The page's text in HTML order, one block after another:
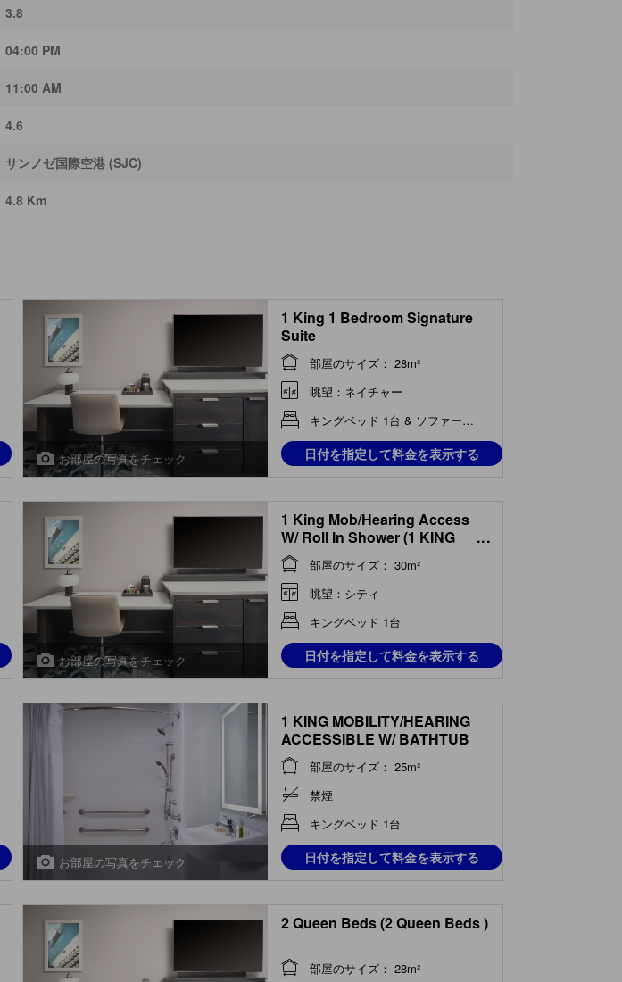
3.8
04:00 PM
11:00 AM
4.6
サンノゼ国際空港 (SJC)
4.8 Km
お部屋の写真をチェック
1 King 1 Bedroom Signature
Suite
部屋のサイズ： 28m²
眺望：ネイチャー
キングベッド 1台 & ソファーベッド 1台
日付を指定して料金を表示する
お部屋の写真をチェック
1 King Mob/Hearing Access
W/ Roll In Shower (1 KING
MOB/HEARING ACCESS W/
ROLL IN SHOWER)
...
部屋のサイズ： 30m²
眺望：シティ
キングベッド 1台
日付を指定して料金を表示する
お部屋の写真をチェック
1 KING MOBILITY/HEARING
ACCESSIBLE W/ BATHTUB
部屋のサイズ： 25m²
禁煙
キングベッド 1台
日付を指定して料金を表示する
2 Queen Beds (2 Queen Beds )
部屋のサイズ： 28m²